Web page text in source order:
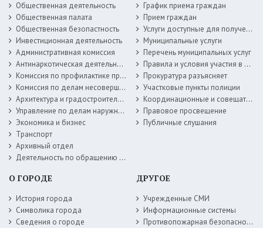
Общественная деятельность
Общественная палата
Общественная безопастность
Инвестиционная деятельность
Административная комиссия
Антинаркотическая деятельность
Комиссия по профилактике правонарушений
Комиссия по делам несовершеннолетних
Архитектура и градостроительство
Управление по делам наружной рекламы
Экономика и бизнес
Транспорт
Архивный отдел
Деятельность по обращению с животными без владельцев
График приема граждан
Прием граждан
Услуги доступные для получения в электронной форме
Муниципальные услуги
Перечень муниципальных услуг
Правила и условия участия в жилищных программах
Прокуратура разъясняет
Участковые пункты полиции
Координационные и совещательные органы
Правовое просвещение
Публичные слушания
О ГОРОДЕ
История города
Символика города
Сведения о городе
ДРУГОЕ
Учрежденные СМИ
Информационные системы
Противопожарная безопасность